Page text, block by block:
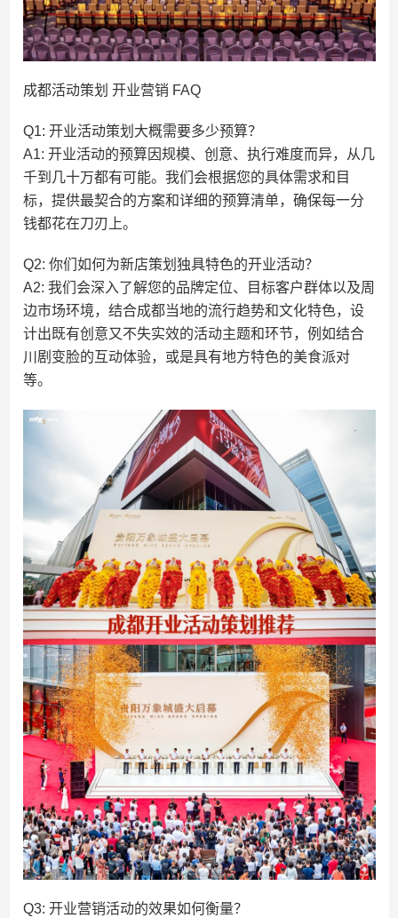
成都活动策划 开业营销 FAQ
Q1: 开业活动策划大概需要多少预算？
A1: 开业活动的预算因规模、创意、执行难度而异，从几
千到几十万都有可能。我们会根据您的具体需求和目
标，提供最契合的方案和详细的预算清单，确保每一分
钱都花在刀刃上。
Q2: 你们如何为新店策划独具特色的开业活动？
A2: 我们会深入了解您的品牌定位、目标客户群体以及周
边市场环境，结合成都当地的流行趋势和文化特色，设
计出既有创意又不失实效的活动主题和环节，例如结合
川剧变脸的互动体验，或是具有地方特色的美食派对
等。
Q3: 开业营销活动的效果如何衡量？